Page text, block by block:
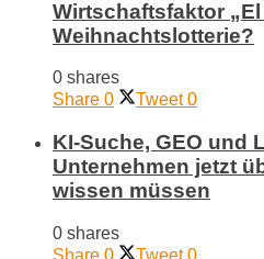
Wirtschaftsfaktor
Weihnachtslotterie?
0 shares
Share 0 Tweet 0
KI-Suche, GEO und
Unternehmen jetzt
wissen müssen
0 shares
Share 0 Tweet 0